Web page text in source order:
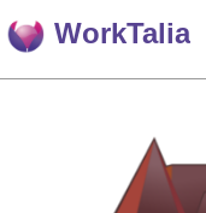
WorkTalia